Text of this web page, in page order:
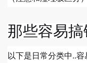
那些容易搞
以下是日常分类中..容